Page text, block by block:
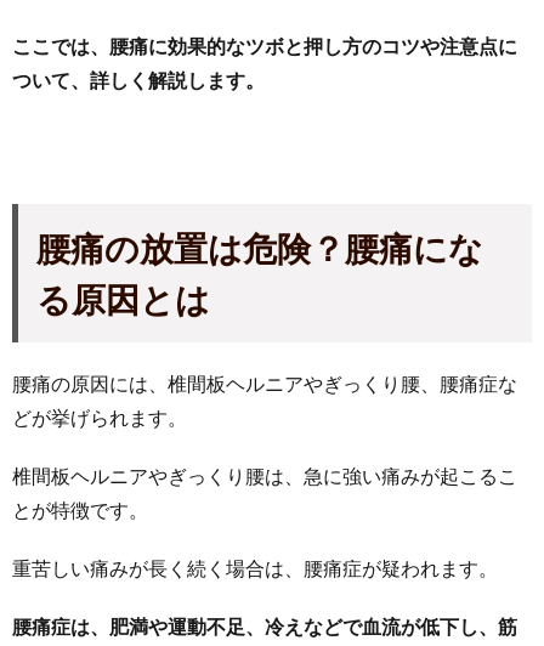
ここでは、腰痛に効果的なツボと押し方のコツや注意点に
ついて、詳しく解説します。
腰痛の放置は危険？腰痛にな
る原因とは
腰痛の原因には、椎間板ヘルニアやぎっくり腰、腰痛症な
どが挙げられます。
椎間板ヘルニアやぎっくり腰は、急に強い痛みが起こるこ
とが特徴です。
重苦しい痛みが長く続く場合は、腰痛症が疑われます。
腰痛症は、肥満や運動不足、冷えなどで血流が低下し、筋